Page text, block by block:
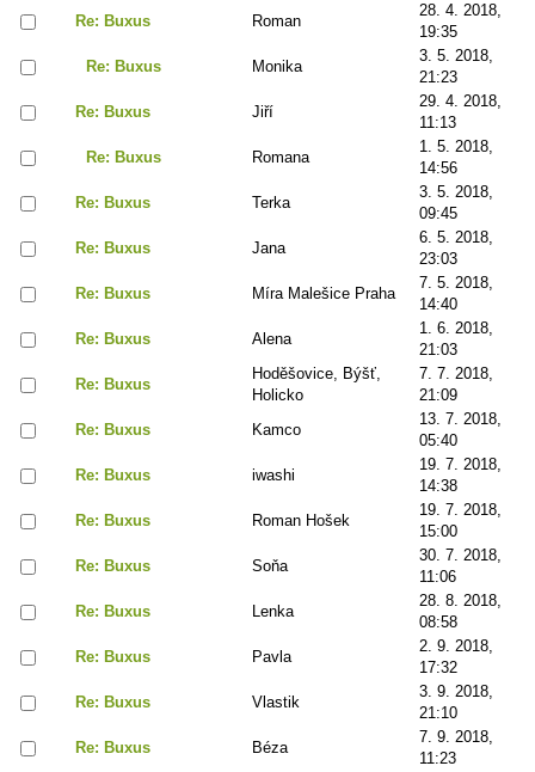
Re: Buxus
Roman
28. 4. 2018,
19:35
Re: Buxus
Monika
3. 5. 2018,
21:23
Re: Buxus
Jiří
29. 4. 2018,
11:13
Re: Buxus
Romana
1. 5. 2018,
14:56
Re: Buxus
Terka
3. 5. 2018,
09:45
Re: Buxus
Jana
6. 5. 2018,
23:03
Re: Buxus
Míra Malešice Praha
7. 5. 2018,
14:40
Re: Buxus
Alena
1. 6. 2018,
21:03
Re: Buxus
Hoděšovice, Býšť,
Holicko
7. 7. 2018,
21:09
Re: Buxus
Kamco
13. 7. 2018,
05:40
Re: Buxus
iwashi
19. 7. 2018,
14:38
Re: Buxus
Roman Hošek
19. 7. 2018,
15:00
Re: Buxus
Soňa
30. 7. 2018,
11:06
Re: Buxus
Lenka
28. 8. 2018,
08:58
Re: Buxus
Pavla
2. 9. 2018,
17:32
Re: Buxus
Vlastik
3. 9. 2018,
21:10
Re: Buxus
Béza
7. 9. 2018,
11:23